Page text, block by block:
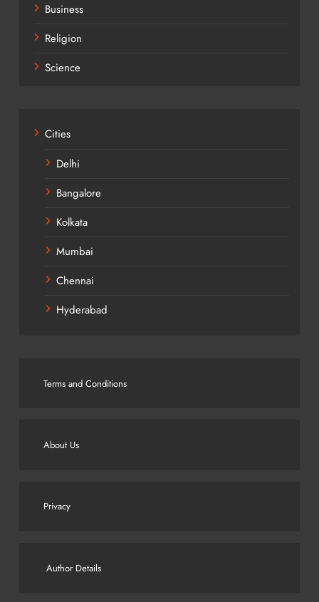
Business
Religion
Science
Cities
Delhi
Bangalore
Kolkata
Mumbai
Chennai
Hyderabad
Terms and Conditions
About Us
Privacy
Author Details